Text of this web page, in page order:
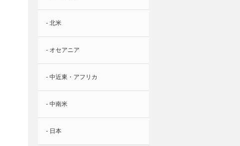
- 北米
- オセアニア
- 中近東・アフリカ
- 中南米
- 日本